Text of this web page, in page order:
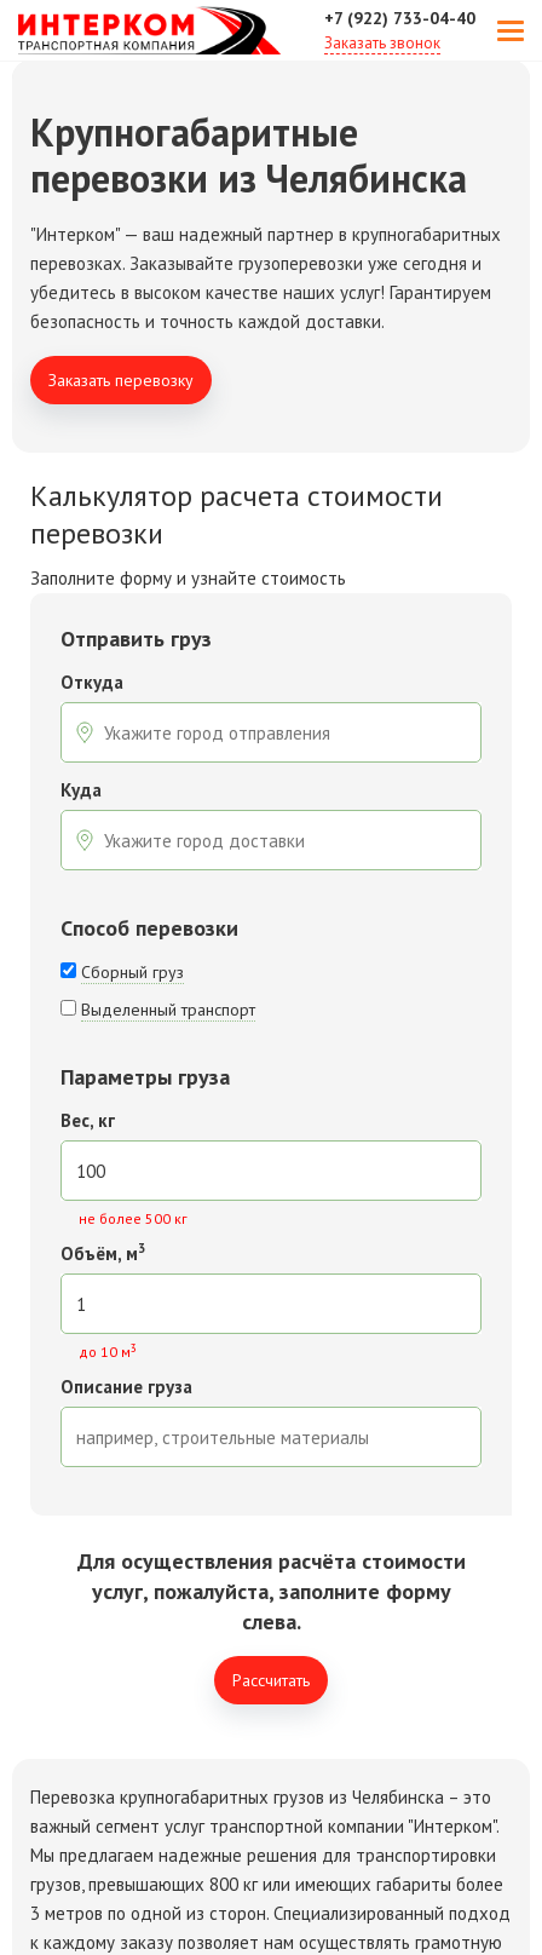
+7 (922) 733-04-40
Заказать звонок
Крупногабаритные
перевозки из Челябинска
"Интерком" — ваш надежный партнер в крупногабаритных
перевозках. Заказывайте грузоперевозки уже сегодня и
убедитесь в высоком качестве наших услуг! Гарантируем
безопасность и точность каждой доставки.
Заказать перевозку
Калькулятор расчета стоимости
перевозки
Заполните форму и узнайте стоимость
Отправить груз
Откуда
Куда
Способ перевозки
Сборный груз
Выделенный транспорт
Параметры груза
Вес, кг
не более 500 кг
Объём, м3
до 10 м3
Описание груза
Для осуществления расчёта стоимости
услуг, пожалуйста, заполните форму
слева.
Рассчитать
Перевозка крупногабаритных грузов из Челябинска – это
важный сегмент услуг транспортной компании "Интерком".
Мы предлагаем надежные решения для транспортировки
грузов, превышающих 800 кг или имеющих габариты более
3 метров по одной из сторон. Специализированный подход
к каждому заказу позволяет нам осуществлять грамотную